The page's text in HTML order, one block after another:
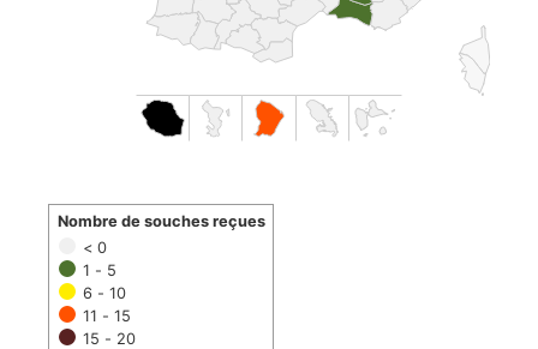
< 0
1 - 5
6 - 10
11 - 15
15 - 20
Nombre de souches reçues